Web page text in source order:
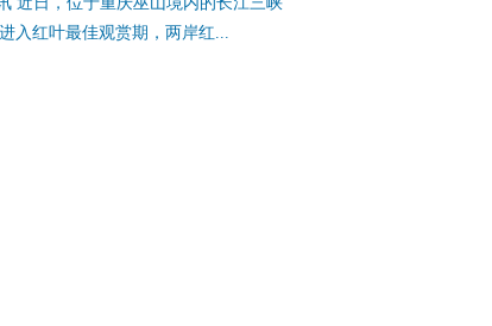
入红叶最佳观赏期，两岸红...